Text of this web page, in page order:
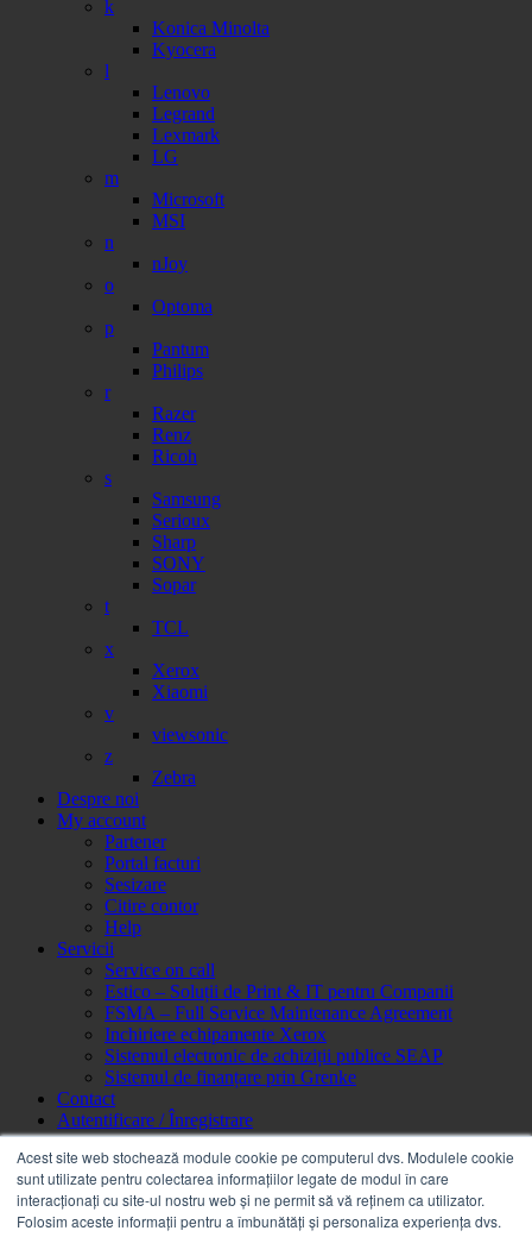
Acest site web stochează module cookie pe computerul dvs. Modulele cookie
sunt utilizate pentru colectarea informațiilor legate de modul în care
interacționați cu site-ul nostru web și ne permit să vă reținem ca utilizator.
Folosim aceste informații pentru a îmbunătăți și personaliza experiența dvs.
k
Konica Minolta
Kyocera
l
Lenovo
Legrand
Lexmark
LG
m
Microsoft
MSI
n
nJoy
o
Optoma
p
Pantum
Philips
r
Razer
Renz
Ricoh
s
Samsung
Serioux
Sharp
SONY
Sopar
t
TCL
x
Xerox
Xiaomi
v
viewsonic
z
Zebra
Despre noi
My account
Partener
Portal facturi
Sesizare
Citire contor
Help
Servicii
Service on call
Estico – Soluții de Print & IT pentru Companii
FSMA – Full Service Maintenance Agreement
Inchiriere echipamente Xerox
Sistemul electronic de achiziții publice SEAP
Sistemul de finanțare prin Grenke
Contact
Autentificare / Înregistrare